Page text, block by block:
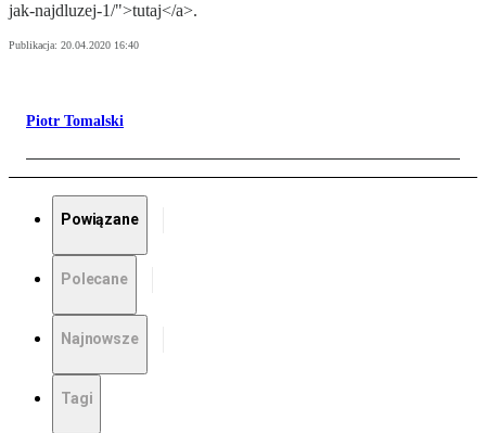
jak-najdluzej-1/">tutaj</a>.
Publikacja: 20.04.2020 16:40
Piotr Tomalski
Powiązane
Polecane
Najnowsze
Tagi